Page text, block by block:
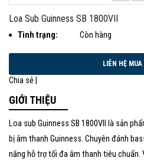
Loa Sub Guinness SB 1800VII
Tình trạng: Còn hàng
Chia sẻ |
GIỚI THIỆU
Loa sub Guinness SB 1800VII là sản
bị âm thanh Guinness. Chuyên đánh
năng hỗ trợ tối đa âm thanh tiêu